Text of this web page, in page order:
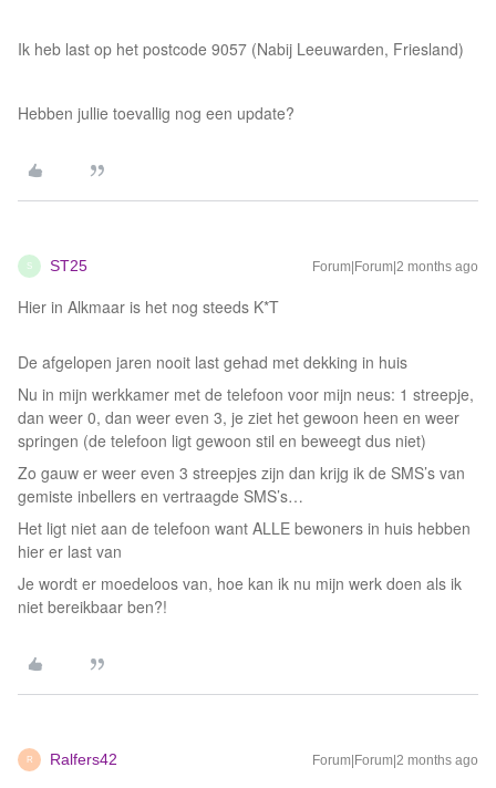
Ik heb last op het postcode 9057 (Nabij Leeuwarden, Friesland)
Hebben jullie toevallig nog een update?
S ST25 Forum|Forum|2 months ago
Hier in Alkmaar is het nog steeds K*T
De afgelopen jaren nooit last gehad met dekking in huis
Nu in mijn werkkamer met de telefoon voor mijn neus: 1 streepje,
dan weer 0, dan weer even 3, je ziet het gewoon heen en weer
springen (de telefoon ligt gewoon stil en beweegt dus niet)
Zo gauw er weer even 3 streepjes zijn dan krijg ik de SMS’s van
gemiste inbellers en vertraagde SMS’s…
Het ligt niet aan de telefoon want ALLE bewoners in huis hebben
hier er last van
Je wordt er moedeloos van, hoe kan ik nu mijn werk doen als ik
niet bereikbaar ben?!
R Ralfers42 Forum|Forum|2 months ago